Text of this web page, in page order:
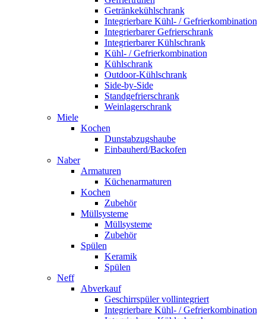
Getränkekühlschrank
Integrierbare Kühl- / Gefrierkombination
Integrierbarer Gefrierschrank
Integrierbarer Kühlschrank
Kühl- / Gefrierkombination
Kühlschrank
Outdoor-Kühlschrank
Side-by-Side
Standgefrierschrank
Weinlagerschrank
Miele
Kochen
Dunstabzugshaube
Einbauherd/Backofen
Naber
Armaturen
Küchenarmaturen
Kochen
Zubehör
Müllsysteme
Müllsysteme
Zubehör
Spülen
Keramik
Spülen
Neff
Abverkauf
Geschirrspüler vollintegriert
Integrierbare Kühl- / Gefrierkombination